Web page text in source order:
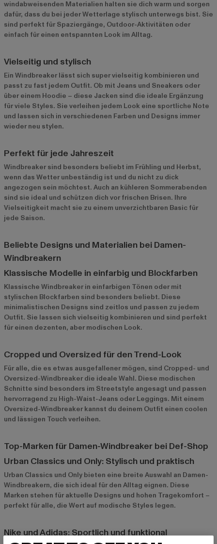
windabweisenden Materialien halten sie dich warm und sorgen
dafür, dass du bei jeder Wetterlage stylisch unterwegs bist. Sie
sind perfekt für Spaziergänge, Outdoor-Aktivitäten oder
einfach für einen entspannten Look im Alltag.
Vielseitig und stylisch
Ein Windbreaker lässt sich super vielseitig kombinieren und
passt zu fast jedem Outfit. Ob mit Jeans und Sneakers oder
über einem Hoodie – diese Jacken sind die ideale Ergänzung
für viele Styles. Sie verleihen jedem Look eine sportliche Note
und lassen sich in verschiedenen Farben und Designs immer
wieder neu stylen.
Perfekt für jede Jahreszeit
Windbreaker sind besonders beliebt im Frühling und Herbst,
wenn das Wetter unbeständig ist und du nicht zu dick
angezogen sein möchtest. Auch an kühleren Sommerabenden
sind sie ideal und schützen dich vor frischen Brisen. Ihre
Vielseitigkeit macht sie zu einem unverzichtbaren Basic für
jede Saison.
Beliebte Designs und Materialien bei Damen-
Windbreakern
Klassische Modelle in einfarbig und Blockfarben
Klassische Windbreaker in einfarbigen Tönen oder mit
stylischen Blockfarben sind besonders beliebt. Diese
minimalistischen Designs sind zeitlos und passen zu jedem
Outfit. Sie lassen sich vielseitig kombinieren und sind perfekt
für einen dezenten, aber modischen Look.
Cropped und Oversized für den Trend-Look
Für alle, die es etwas ausgefallener mögen, sind Cropped- und
Oversized-Windbreaker die ideale Wahl. Diese modischen
Schnitte sind besonders im Streetstyle angesagt und passen
hervorragend zu High-Waist-Jeans oder Leggings. Mit einem
Oversized-Windbreaker kannst du deinem Outfit einen coolen
und lässigen Touch verleihen.
Top-Marken für Damen-Windbreaker bei Def-Shop
Urban Classics und Only: Stylisch und praktisch
Urban Classics und Only bieten eine breite Auswahl an Damen-
Windbreakern, die sich ideal für den Alltag eignen. Diese
Marken stehen für aktuelle Designs und hohen Tragekomfort –
perfekt für alle, die Wert auf modische Styles legen.
Nike und Adidas: Sportlich und funktional